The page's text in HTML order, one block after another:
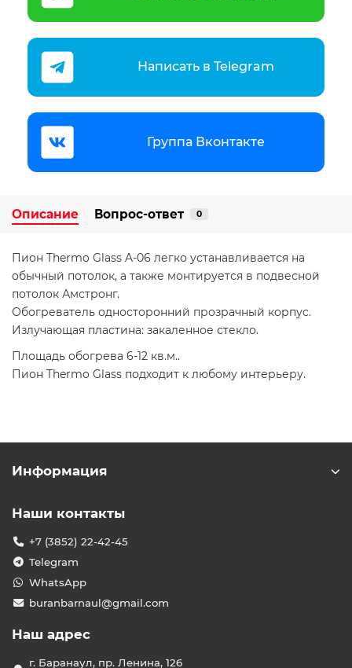
Написать в Telegram
Группа Вконтакте
Описание Вопрос-ответ 0
Пион Thermo Glass A-06 легко устанавливается на
обычный потолок, а также монтируется в подвесной
потолок Амстронг.
Обогреватель односторонний прозрачный корпус.
Излучающая пластина: закаленное стекло.
Площадь обогрева 6-12 кв.м..
Пион Thermo Glass подходит к любому интерьеру.
Информация
Наши контакты
+7 (3852) 22-42-45
Telegram
WhatsApp
buranbarnaul@gmail.com
Наш адрес
г. Баранаул, пр. Ленина, 126